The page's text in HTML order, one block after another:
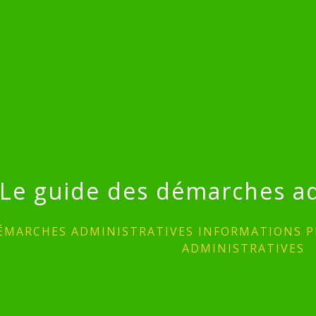
Le guide des démarches
ADMINISTRATIVES INFORMATIONS
ADMINISTRATIVES